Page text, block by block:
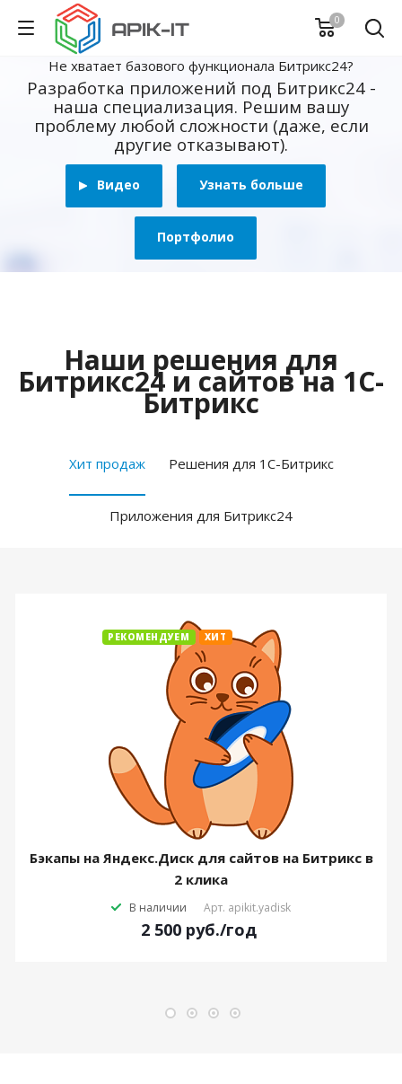
0
Не хватает базового функционала Битрикс24?
Разработка приложений под Битрикс24 -
наша специализация. Решим вашу
проблему любой сложности (даже, если
другие отказывают).
Видео Узнать больше
Портфолио
Наши решения для
Битрикс24 и сайтов на 1С-
Битрикс
Хит продаж Решения для 1С-Битрикс
Приложения для Битрикс24
РЕКОМЕНДУЕМ ХИТ
Бэкапы на Яндекс.Диск для сайтов на Битрикс в
2 клика
В наличии Арт. apikit.yadisk
2 500 руб./год